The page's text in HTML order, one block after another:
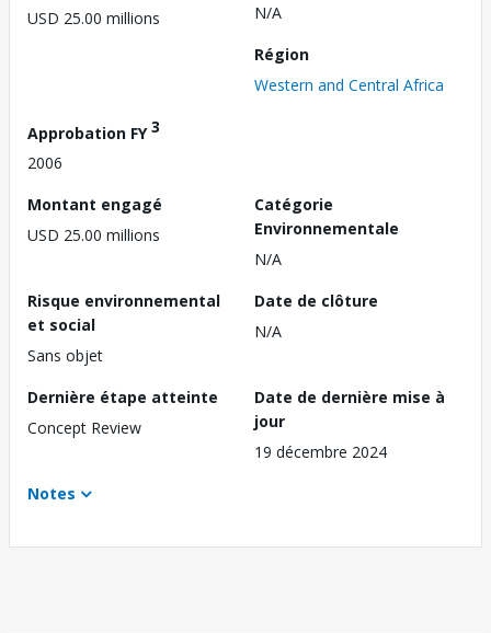
USD 25.00 millions
N/A
Région
Western and Central Africa
Approbation FY3
2006
Montant engagé
USD 25.00 millions
Catégorie
Environnementale
N/A
Risque environnemental
et social
Sans objet
Date de clôture
N/A
Dernière étape atteinte
Concept Review
Date de dernière mise à
jour
19 décembre 2024
Notes